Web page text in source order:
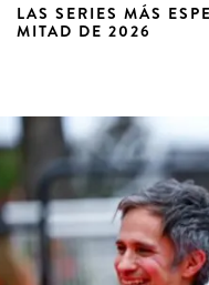
LAS SERIES MÁS
MITAD DE 2026